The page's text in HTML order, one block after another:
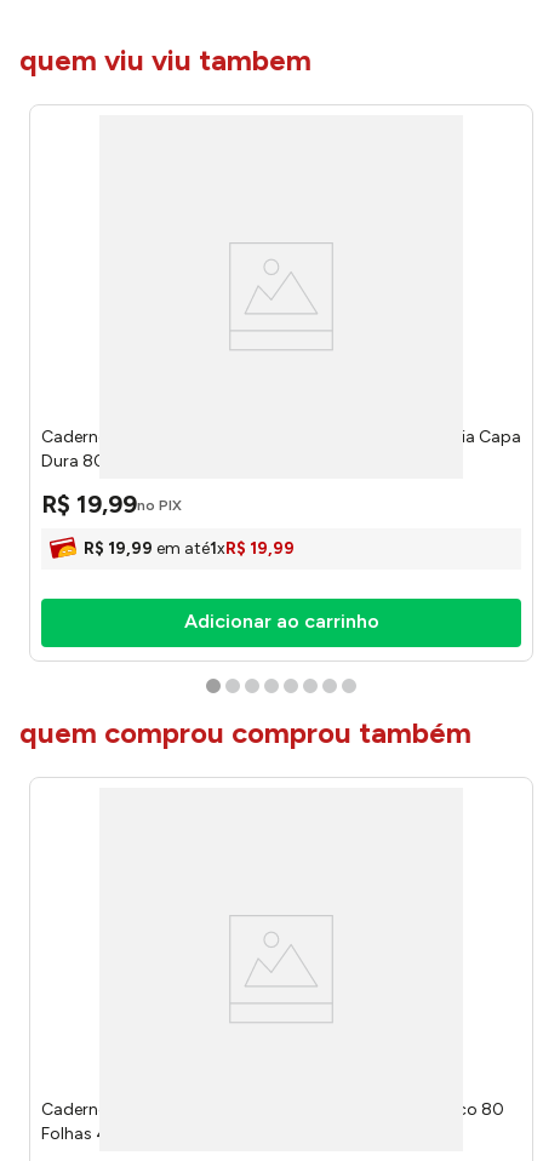
quem viu viu tambem
Caderno Universitário Princesas Abraços Floral 1 Matéria Capa
Dura 80 Páginas 707000226 - Culturama
R$ 19,99no PIX
R$ 19,99 em até1xR$ 19,99
Adicionar ao carrinho
quem comprou comprou também
Caderno Colegial Smart Stitch Capa Dura Com Elástico 80
Folhas 4668 - Dac